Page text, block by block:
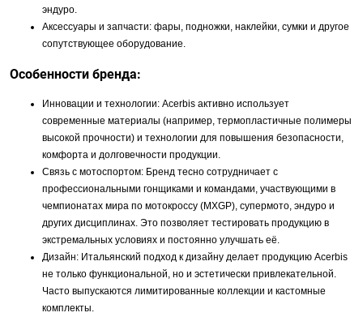
эндуро.
Аксессуары и запчасти: фары, подножки, наклейки, сумки и другое
сопутствующее оборудование.
Особенности бренда:
Инновации и технологии: Acerbis активно использует
современные материалы (например, термопластичные полимеры
высокой прочности) и технологии для повышения безопасности,
комфорта и долговечности продукции.
Связь с мотоспортом: Бренд тесно сотрудничает с
профессиональными гонщиками и командами, участвующими в
чемпионатах мира по мотокроссу (MXGP), супермото, эндуро и
других дисциплинах. Это позволяет тестировать продукцию в
экстремальных условиях и постоянно улучшать её.
Дизайн: Итальянский подход к дизайну делает продукцию Acerbis
не только функциональной, но и эстетически привлекательной.
Часто выпускаются лимитированные коллекции и кастомные
комплекты.